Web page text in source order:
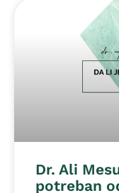
Dr. Ali
potreban